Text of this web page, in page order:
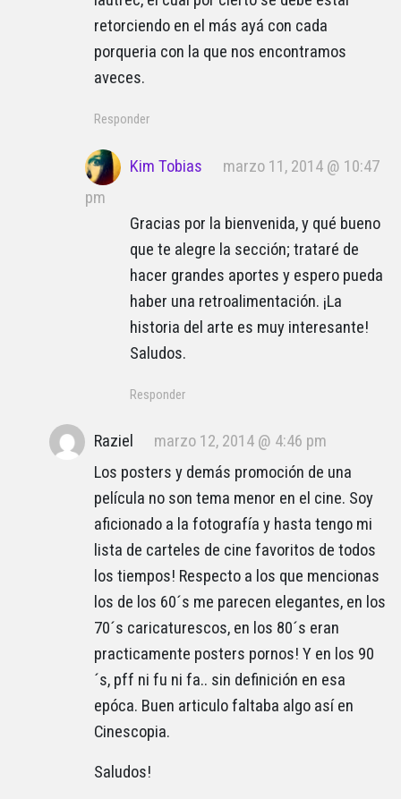
retorciendo en el más ayá con cada
porqueria con la que nos encontramos
aveces.
Responder
Kim Tobias
marzo 11, 2014 @ 10:47
pm
Gracias por la bienvenida, y qué bueno
que te alegre la sección; trataré de
hacer grandes aportes y espero pueda
haber una retroalimentación. ¡La
historia del arte es muy interesante!
Saludos.
Responder
Raziel
marzo 12, 2014 @ 4:46 pm
Los posters y demás promoción de una
película no son tema menor en el cine. Soy
aficionado a la fotografía y hasta tengo mi
lista de carteles de cine favoritos de todos
los tiempos! Respecto a los que mencionas
los de los 60´s me parecen elegantes, en los
70´s caricaturescos, en los 80´s eran
practicamente posters pornos! Y en los 90
´s, pff ni fu ni fa.. sin definición en esa
epóca. Buen articulo faltaba algo así en
Cinescopia.
Saludos!